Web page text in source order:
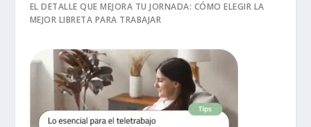
EL DETALLE QUE MEJORA TU JORNADA: CÓMO ELEGIR LA
MEJOR LIBRETA PARA TRABAJAR